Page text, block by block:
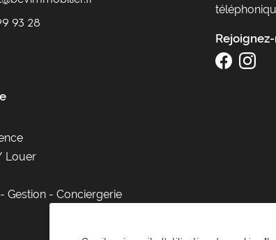
93 28
Louer
Gestion - Conciergerie